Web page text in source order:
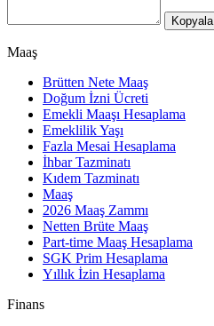
Kopyala
Maaş
Brütten Nete Maaş
Doğum İzni Ücreti
Emekli Maaşı Hesaplama
Emeklilik Yaşı
Fazla Mesai Hesaplama
İhbar Tazminatı
Kıdem Tazminatı
Maaş
2026 Maaş Zammı
Netten Brüte Maaş
Part-time Maaş Hesaplama
SGK Prim Hesaplama
Yıllık İzin Hesaplama
Finans